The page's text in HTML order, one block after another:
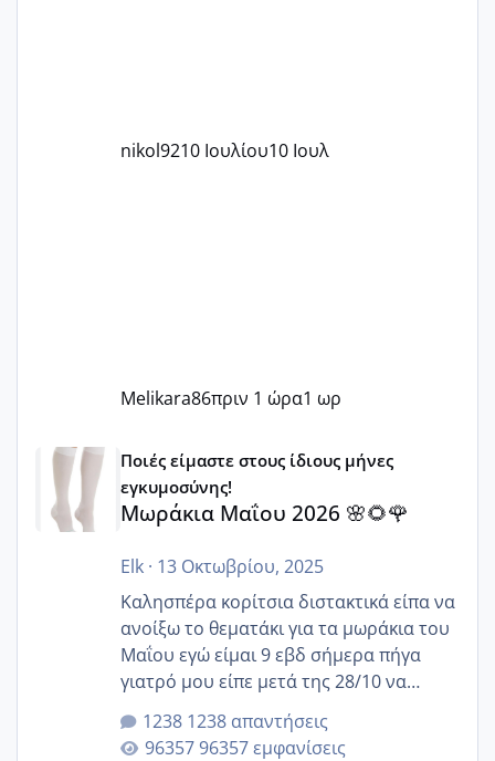
nikol9210 Ιουλίου10 Ιουλ
Melikara86πριν 1 ώρα1 ωρ
Μωράκια Μαΐου 2026 🌸🌻🌹
Ποιές είμαστε στους ίδιους μήνες
εγκυμοσύνης!
Μωράκια Μαΐου 2026 🌸🌻🌹
Elk· 13 Οκτωβρίου, 2025
Καλησπέρα κορίτσια διστακτικά είπα να
ανοίξω το θεματάκι για τα μωράκια του
Μαΐου εγώ είμαι 9 εβδ σήμερα πήγα
γιατρό μου είπε μετά της 28/10 να
κλείσω ραντεβού για την αυχενική είναι
καμιά άλλη κοπέλα να γεννάει Μάιο ;;
1238 απαντήσεις
96357 εμφανίσεις